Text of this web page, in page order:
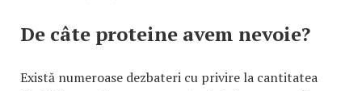
De câte proteine avem nevoie?
Există numeroase dezbateri cu privire la cantitatea